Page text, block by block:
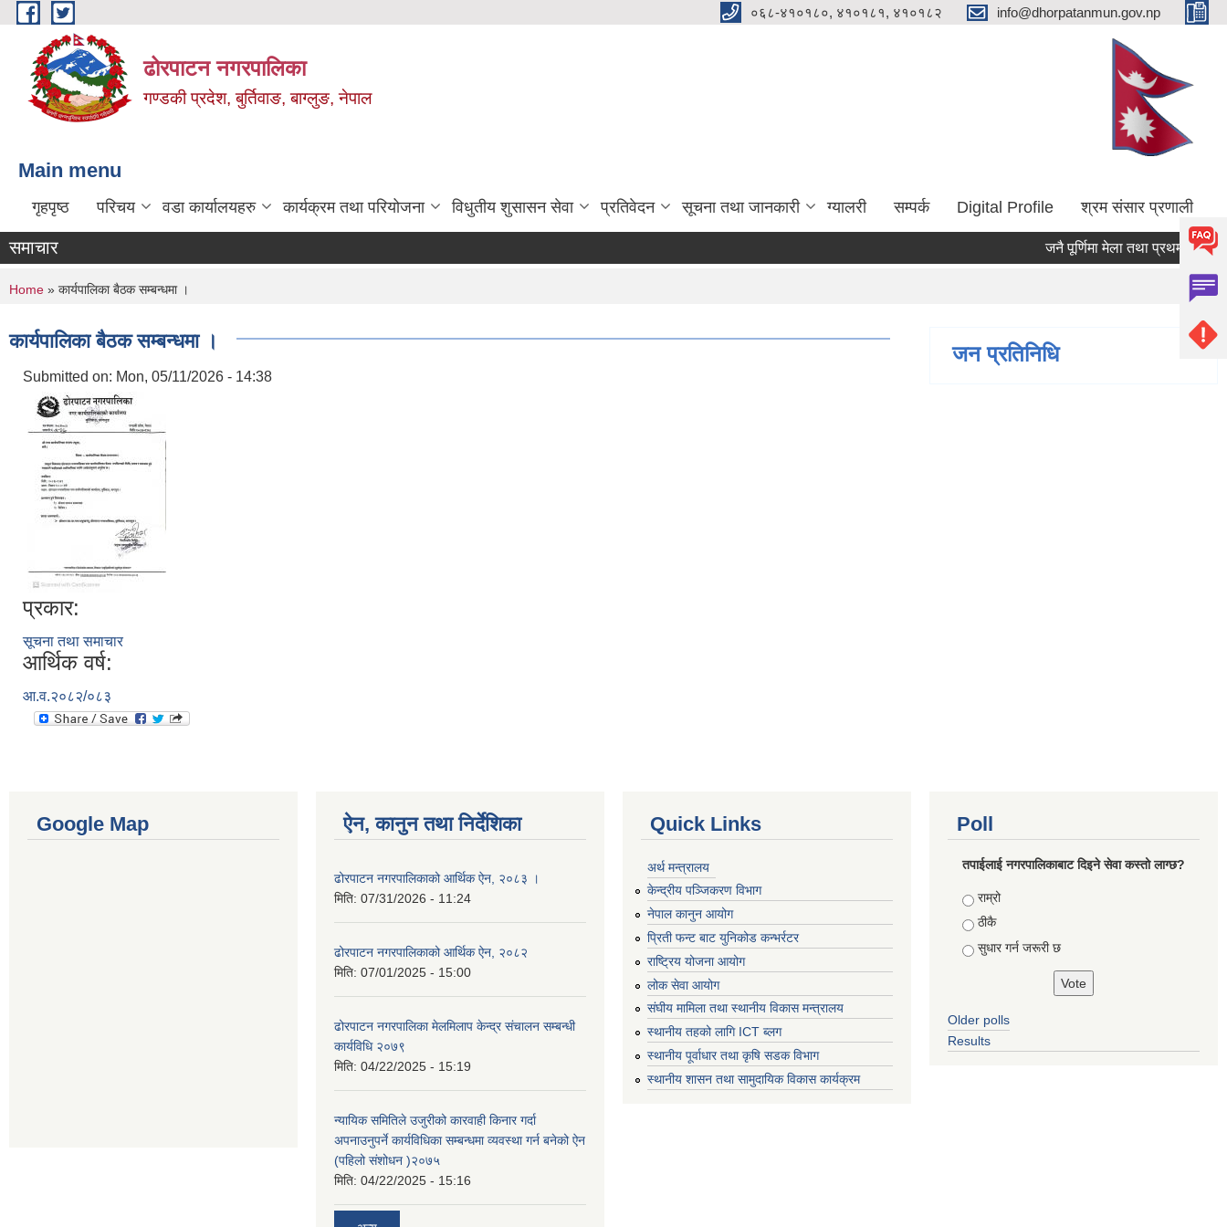
Skip to main content ०६८-४१०१८०, ४१०१८१, ४१०१८२ info@dhorpatanmun.gov.np
ढोरपाटन नगरपालिका
गण्डकी प्रदेश, बुर्तिवाङ, बाग्लुङ, नेपाल
Main menu
गृहपृष्ठ परिचय वडा कार्यालयहरु कार्यक्रम तथा परियोजना विधुतीय शुसासन सेवा प्रतिवेदन सूचना तथा जानकारी ग्यालरी सम्पर्क Digital Profile श्रम संसार प्रणाली
समाचार जनै पूर्णिमा मेला तथा प्रथम
You are here
Home » कार्यपालिका बैठक सम्बन्धमा ।
कार्यपालिका बैठक सम्बन्धमा ।
Submitted on: Mon, 05/11/2026 - 14:38
प्रकार:
सूचना तथा समाचार
आर्थिक वर्ष:
आ.व.२०८२/०८३
जन प्रतिनिधि
Google Map ऐन, कानुन तथा निर्देशिका
ढोरपाटन नगरपालिकाको आर्थिक ऐन, २०८३ ।
मिति: 07/31/2026 - 11:24
ढोरपाटन नगरपालिकाको आर्थिक ऐन, २०८२
मिति: 07/01/2025 - 15:00
ढोरपाटन नगरपालिका मेलमिलाप केन्द्र संचालन सम्बन्धी
कार्यविधि २०७९
मिति: 04/22/2025 - 15:19
न्यायिक समितिले उजुरीको कारवाही किनार गर्दा
अपनाउनुपर्ने कार्यविधिका सम्बन्धमा व्यवस्था गर्न बनेको ऐन
(पहिलो संशोधन )२०७५
मिति: 04/22/2025 - 15:16
Quick Links
अर्थ मन्त्रालय
केन्द्रीय पञ्जिकरण विभाग
नेपाल कानुन आयोग
प्रिती फन्ट बाट युनिकोड कन्भर्रटर
राष्ट्रिय योजना आयोग
लोक सेवा आयोग
संघीय मामिला तथा स्थानीय विकास मन्त्रालय
स्थानीय तहको लागि ICT ब्लग
स्थानीय पूर्वाधार तथा कृषि सडक विभाग
स्थानीय शासन तथा सामुदायिक विकास कार्यक्रम
Poll
तपाईलाई नगरपालिकाबाट दिइने सेवा कस्तो लाग्छ?
Choices
राम्रो
ठीकै
सुधार गर्न जरूरी छ
Older polls
Results